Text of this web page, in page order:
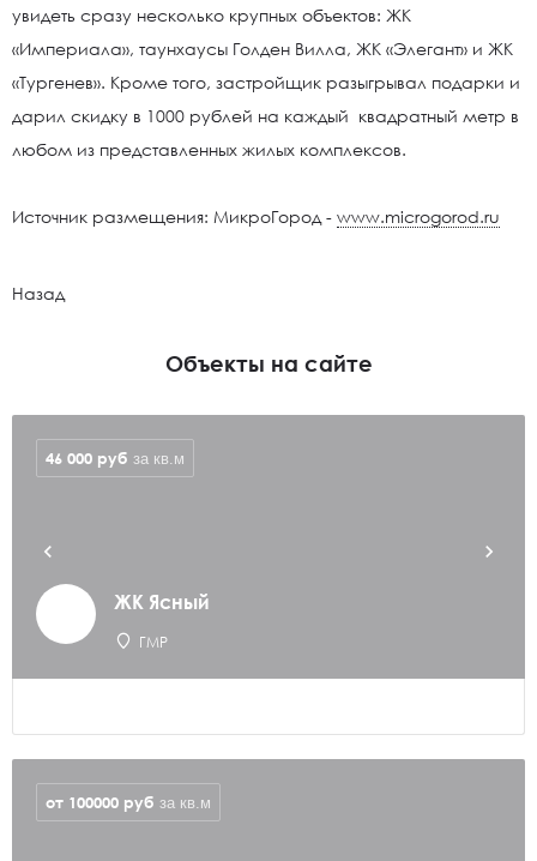
увидеть сразу несколько крупных объектов: ЖК
«Империала», таунхаусы Голден Вилла, ЖК «Элегант» и ЖК
«Тургенев». Кроме того, застройщик разыгрывал подарки и
дарил скидку в 1000 рублей на каждый квадратный метр в
любом из представленных жилых комплексов.
Источник размещения: МикроГород - www.microgorod.ru
Назад
Объекты на сайте
ЖК Ясный
ГМР
46 000 руб за кв.м
от 100000 руб за кв.м